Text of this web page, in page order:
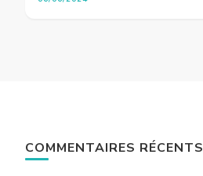
COMMENTAIRES RÉCENTS